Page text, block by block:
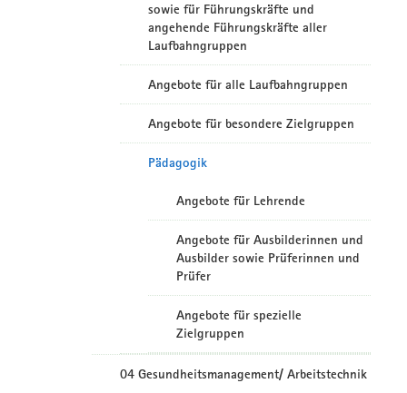
sowie für Führungskräfte und
angehende Führungskräfte aller
Laufbahngruppen
Angebote für alle Laufbahngruppen
Angebote für besondere Zielgruppen
Pädagogik
Angebote für Lehrende
Angebote für Ausbilderinnen und
Ausbilder sowie Prüferinnen und
Prüfer
Angebote für spezielle
Zielgruppen
04 Gesundheitsmanagement/ Arbeitstechnik